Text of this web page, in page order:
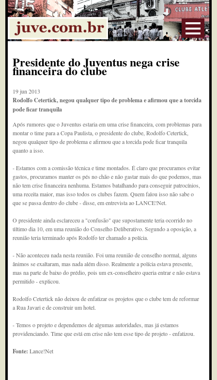
Presidente do Juventus nega crise
financeira do clube
19 jun 2013
Rodolfo Cetertick, negou qualquer tipo de problema e afirmou que a torcida
pode ficar tranquila
Após rumores que o Juventus estaria em uma crise financeira, com problemas para
montar o time para a Copa Paulista, o presidente do clube, Rodolfo Cetertick,
negou qualquer tipo de problema e afirmou que a torcida pode ficar tranquila
quanto a isso.
- Estamos com a comissão técnica e time montados. É claro que procuramos evitar
gastos, procuramos manter os pés no chão e não gastar mais do que podemos, mas
não tem crise financeira nenhuma. Estamos batalhando para conseguir patrocínios,
uma receita maior, mas isso todos os clubes fazem. Quem falou isso não sabe o
que se passa dentro do clube - disse, em entrevista ao LANCE!Net.
O presidente ainda esclareceu a "confusão" que supostamente teria ocorrido no
último dia 10, em uma reunião do Conselho Deliberativo. Segundo a oposição, a
reunião teria terminado após Rodolfo ter chamado a polícia.
- Não aconteceu nada nesta reunião. Foi uma reunião de conselho normal, alguns
ânimos se exaltaram, mas nada além disso. Realmente a polícia estava presente,
mas na parte de baixo do prédio, pois um ex-conselheiro queria entrar e não estava
permitido - explicou.
Rodolfo Cetertick não deixou de enfatizar os projetos que o clube tem de reformar
a Rua Javari e de construir um hotel.
- Temos o projeto e dependemos de algumas autoridades, mas já estamos
providenciando. Time que está em crise não tem esse tipo de projeto - enfatizou.
Fonte:Lance!Net